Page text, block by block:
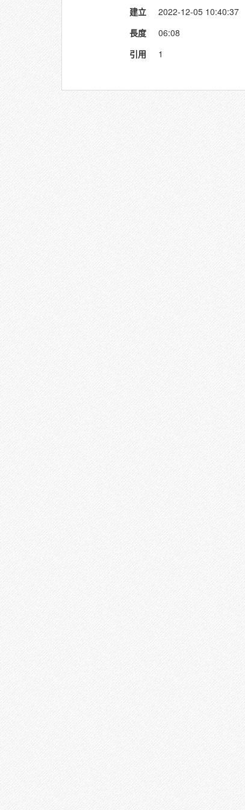
建立
2022-12-05 10:40:37
長度
06:08
引用
1